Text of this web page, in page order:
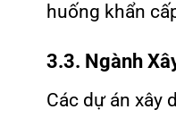
huống khẩn
3.3. Ngành
Các dự án xây